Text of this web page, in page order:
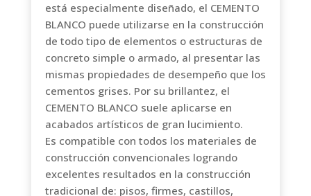
está especialmente diseñado, el CEMENTO
BLANCO puede utilizarse en la construcción
de todo tipo de elementos o estructuras de
concreto simple o armado, al presentar las
mismas propiedades de desempeño que los
cementos grises. Por su brillantez, el
CEMENTO BLANCO suele aplicarse en
acabados artísticos de gran lucimiento.
Es compatible con todos los materiales de
construcción convencionales logrando
excelentes resultados en la construcción
tradicional de: pisos, firmes, castillos,